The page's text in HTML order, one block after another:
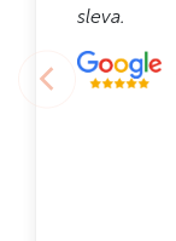
sleva.